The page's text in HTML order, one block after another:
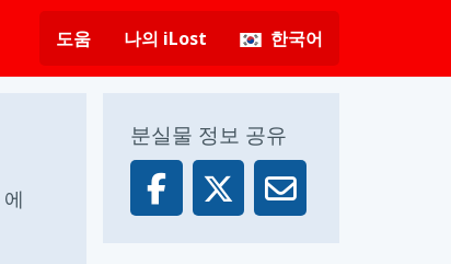
도움 나의 iLost 한국어
에
분실물 정보 공유